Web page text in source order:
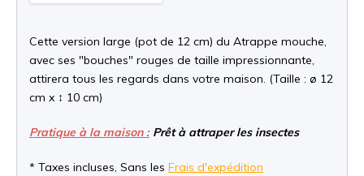
Cette version large (pot de 12 cm) du Atrappe mouche,
avec ses "bouches" rouges de taille impressionnante,
attirera tous les regards dans votre maison. (Taille : ø 12
cm x ↕ 10 cm)
Pratique à la maison :Prêt à attraper les insectes
* Taxes incluses, Sans les Frais d'expédition